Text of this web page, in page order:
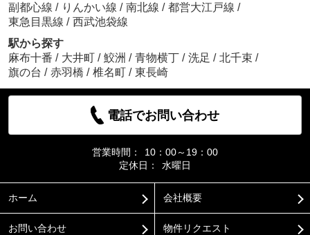
副都心線 / りんかい線 / 南北線 / 都営大江戸線 /
東急目黒線 / 西武池袋線
駅から探す
麻布十番 / 大井町 / 鮫洲 / 青物横丁 / 洗足 / 北千束 /
旗の台 / 赤羽橋 / 椎名町 / 東長崎
電話でお問い合わせ
営業時間：
10：00～19：00
定休日：
水曜日
ホーム 会社概要
お問い合わせ 物件リクエスト